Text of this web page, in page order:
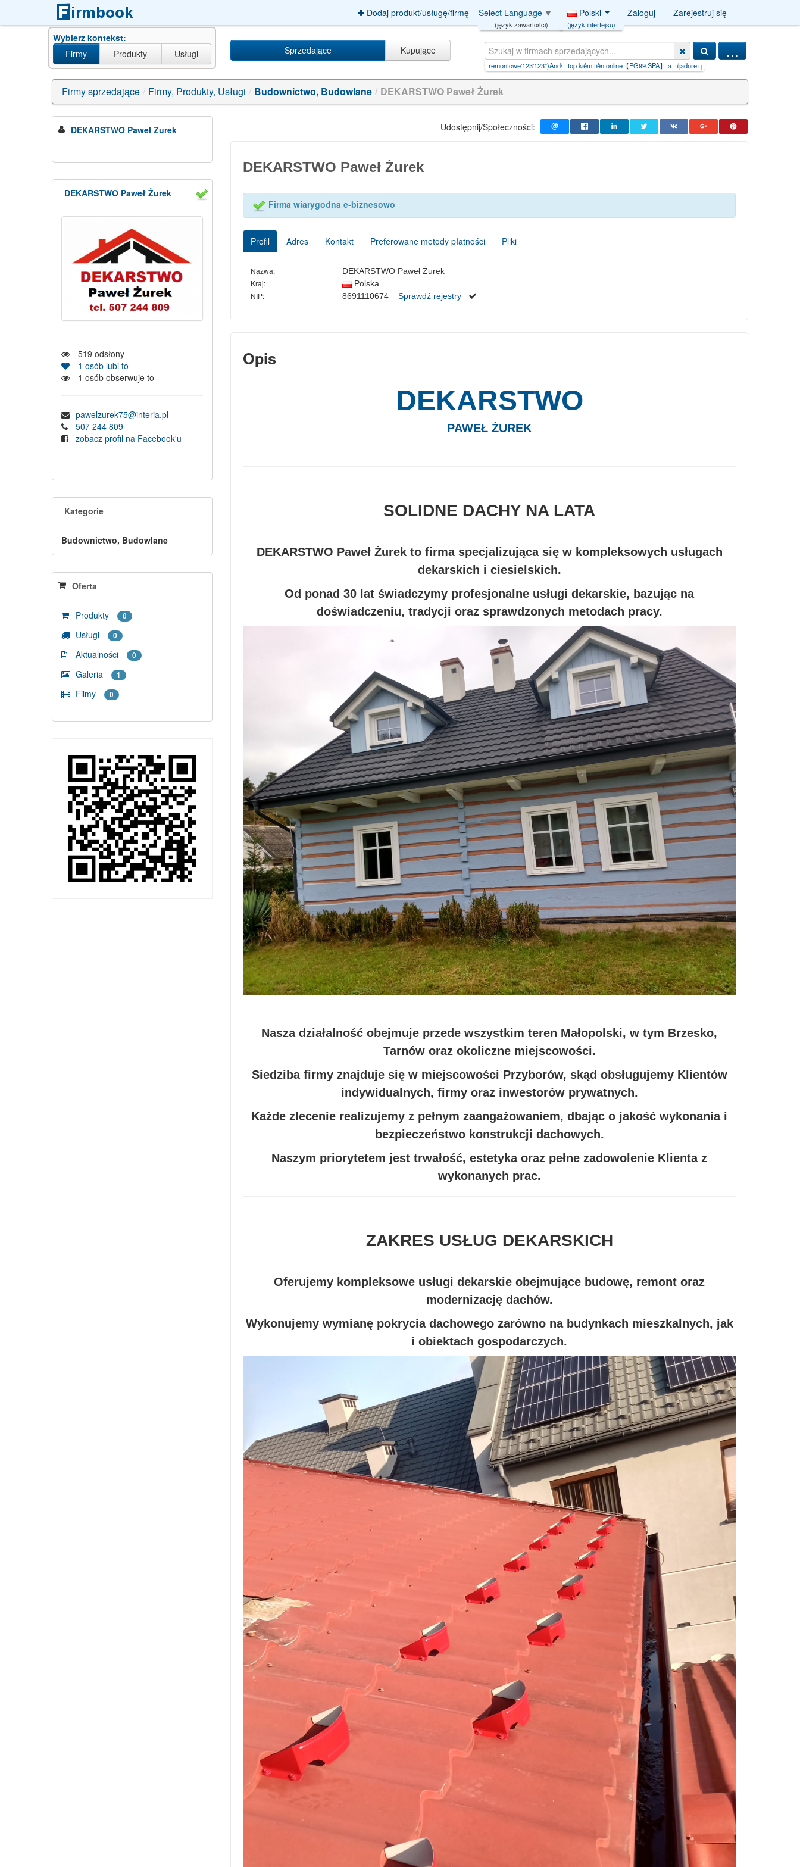
Dodaj produkt/usługę/firmę Select Language ▼
(język zawartości)
Polski
(język interfejsu)
Zaloguj Zarejestruj się
Wybierz kontekst:
Firmy
Produkty Usługi Sprzedające Kupujące ...
top kiếm tiền online【PG99.SPA】.a|iljadore+paszport+do+piękna
Firmy sprzedające / Firmy, Produkty, Usługi / Budownictwo, Budowlane / DEKARSTWO Paweł Żurek
DEKARSTWO Pawel Zurek
DEKARSTWO Paweł Żurek
519 odsłony
1 osób lubi to
1 osób obserwuje to
pawelzurek75@interia.pl
507 244 809
zobacz profil na Facebook'u
Kategorie
Budownictwo, Budowlane
Oferta
Produkty 0
Usługi 0
Aktualności 0
Galeria 1
Filmy 0
Udostępnij/Społeczności:
DEKARSTWO Paweł Żurek
Firma wiarygodna e-biznesowo
Profil Adres Kontakt Preferowane metody płatności Pliki
Nazwa: DEKARSTWO Paweł Żurek
Kraj: Polska
NIP: 8691110674 Sprawdź rejestry
Opis
DEKARSTWO
PAWEŁ ŻUREK
SOLIDNE DACHY NA LATA
DEKARSTWO Paweł Żurek to firma specjalizująca się w kompleksowych usługach
dekarskich i ciesielskich.
Od ponad 30 lat świadczymy profesjonalne usługi dekarskie, bazując na
doświadczeniu, tradycji oraz sprawdzonych metodach pracy.
Nasza działalność obejmuje przede wszystkim teren Małopolski, w tym Brzesko,
Tarnów oraz okoliczne miejscowości.
Siedziba firmy znajduje się w miejscowości Przyborów, skąd obsługujemy Klientów
indywidualnych, firmy oraz inwestorów prywatnych.
Każde zlecenie realizujemy z pełnym zaangażowaniem, dbając o jakość wykonania i
bezpieczeństwo konstrukcji dachowych.
Naszym priorytetem jest trwałość, estetyka oraz pełne zadowolenie Klienta z
wykonanych prac.
ZAKRES USŁUG DEKARSKICH
Oferujemy kompleksowe usługi dekarskie obejmujące budowę, remont oraz
modernizację dachów.
Wykonujemy wymianę pokrycia dachowego zarówno na budynkach mieszkalnych, jak
i obiektach gospodarczych.